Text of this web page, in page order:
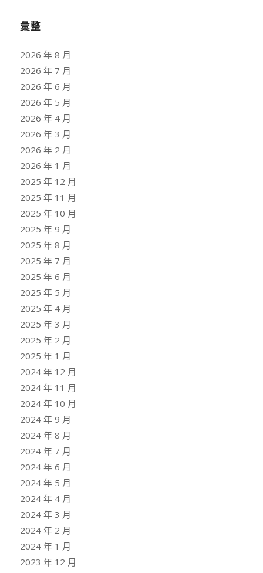
彙整
2026 年 8 月
2026 年 7 月
2026 年 6 月
2026 年 5 月
2026 年 4 月
2026 年 3 月
2026 年 2 月
2026 年 1 月
2025 年 12 月
2025 年 11 月
2025 年 10 月
2025 年 9 月
2025 年 8 月
2025 年 7 月
2025 年 6 月
2025 年 5 月
2025 年 4 月
2025 年 3 月
2025 年 2 月
2025 年 1 月
2024 年 12 月
2024 年 11 月
2024 年 10 月
2024 年 9 月
2024 年 8 月
2024 年 7 月
2024 年 6 月
2024 年 5 月
2024 年 4 月
2024 年 3 月
2024 年 2 月
2024 年 1 月
2023 年 12 月